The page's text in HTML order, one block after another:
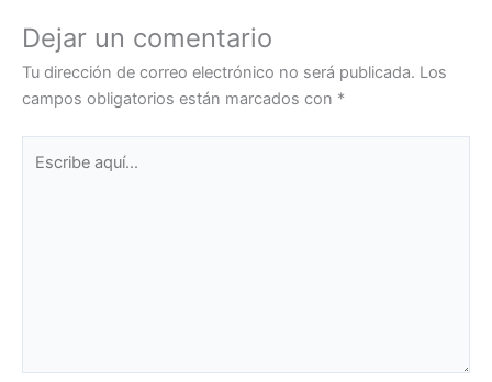
Dejar un comentario
Tu dirección de correo electrónico no será publicada. Los
campos obligatorios están marcados con *
aquí...